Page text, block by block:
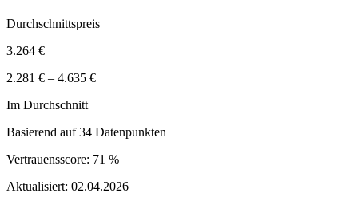
Durchschnittspreis
3.264 €
2.281 € – 4.635 €
Im Durchschnitt
Basierend auf34 Datenpunkten
Vertrauensscore: 71 %
Aktualisiert: 02.04.2026